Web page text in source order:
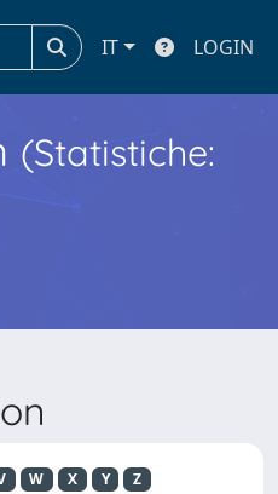
IT LOGIN
(Statistiche:
W X Y Z